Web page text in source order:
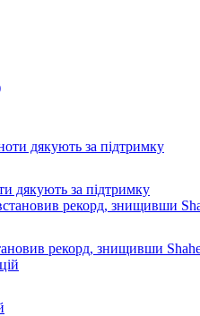
дякують за підтримку
рекорд, знищивши